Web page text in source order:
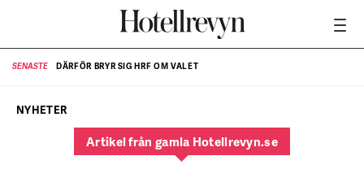
SENASTE DÄRFÖR BRYR SIG HRF OM VALET
NYHETER
Artikel från gamla Hotellrevyn.se